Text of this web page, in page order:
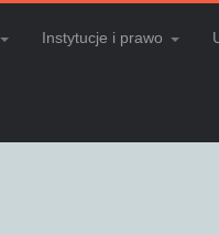
Instytucje i prawo